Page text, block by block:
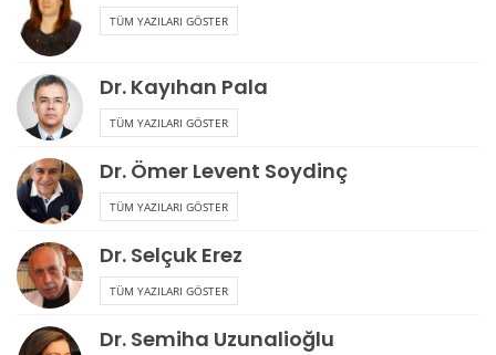
TÜM YAZILARI GÖSTER
Dr. Kayıhan Pala
TÜM YAZILARI GÖSTER
Dr. Ömer Levent Soydinç
TÜM YAZILARI GÖSTER
Dr. Selçuk Erez
TÜM YAZILARI GÖSTER
Dr. Semiha Uzunalioğlu